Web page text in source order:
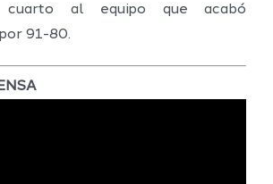
al equipo que acabó
91-80.